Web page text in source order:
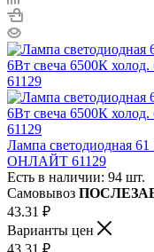
Лампа светодиодная
ОНЛАЙТ 61129
Есть в наличии: 94 шт.
Самовывоз
43.31 ₽
Варианты цен
43.31 ₽